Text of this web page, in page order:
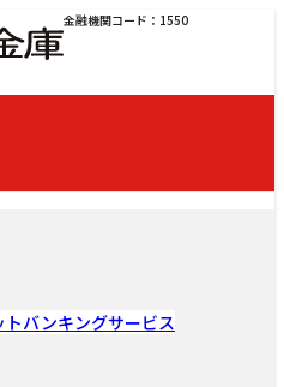
金融機関コード：1550
バンキングサービス